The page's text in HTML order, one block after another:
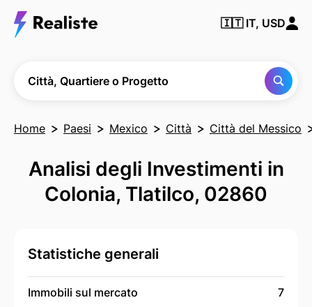
🇮🇹 IT, USD
Città, Quartiere o Progetto
Home Paesi Mexico Città Città del Messico
Analisi degli Investimenti in
Colonia, Tlatilco, 02860
Statistiche generali
Immobili sul mercato 7